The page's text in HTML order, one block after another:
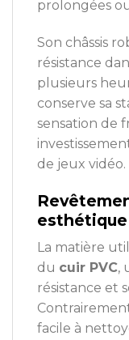
prolongées
Son châssis
résistance
plusieurs
conserve sa
sensation de
de jeux vidéo.
La matière
du cuir PVC,
résistance et
facile à